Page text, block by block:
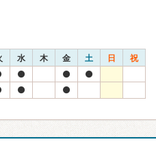
水 木 金 土 日 祝